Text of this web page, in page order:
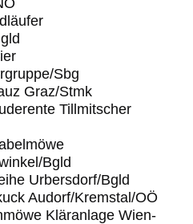
Sbg
Graz/Stmk
Tillmitscher
Bgld
Urbersdorf/Bgld
Audorf/Kremstal/OÖ
Kläranlage Wien-